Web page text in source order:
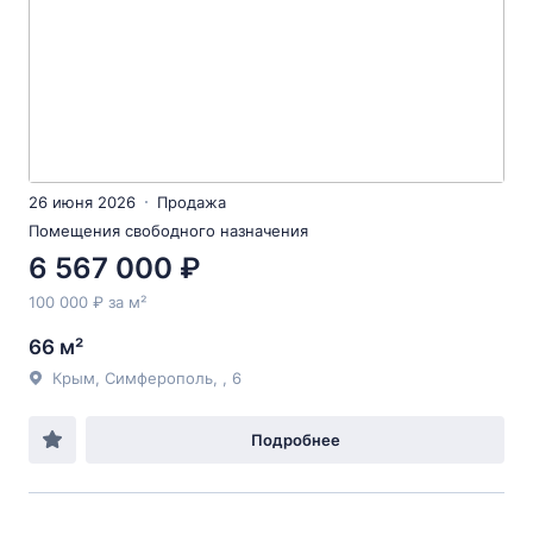
26 июня 2026
Продажа
Помещения свободного назначения
6 567 000 ₽
100 000 ₽ за м²
66 м²
Крым, Симферополь, , 6
Подробнее